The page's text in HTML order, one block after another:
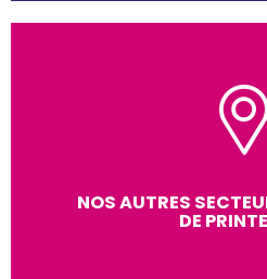
NOS AUTRES
DE